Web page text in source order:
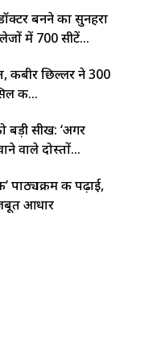
बनने का सुनहरा
में 700 सीटें...
कबीर छिल्लर ने 300
की...
बड़ी सीख: ‘अगर
वाले दोस्तों...
पाठ्यक्रम की पढ़ाई,
आधार